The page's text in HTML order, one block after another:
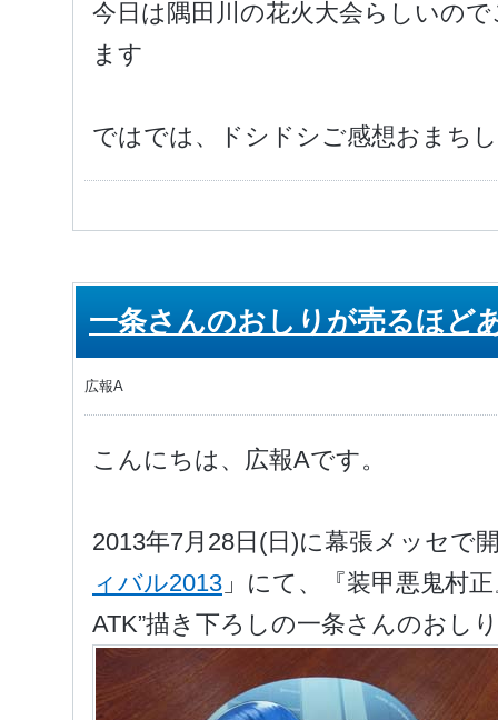
今日は隅田川の花火大会らしいの
ます
ではでは、ドシドシご感想おまち
一条さんのおしりが売るほど
広報A
こんにちは、広報Aです。
2013年7月28日(日)に幕張メッセで
ィバル2013 」にて、『装甲悪鬼村
ATK”描き下ろしの一条さんのおし